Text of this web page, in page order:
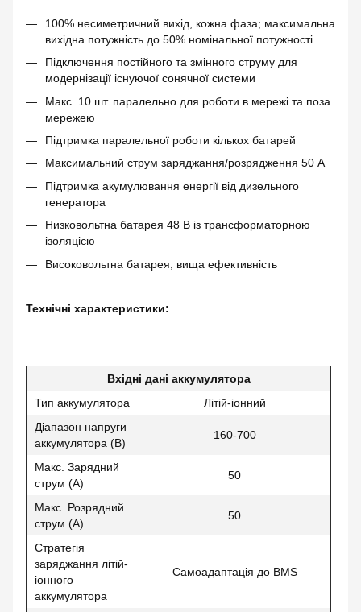
100% несиметричний вихід, кожна фаза; максимальна
вихідна потужність до 50% номінальної потужності
Підключення постійного та змінного струму для
модернізації існуючої сонячної системи
Макс. 10 шт. паралельно для роботи в мережі та поза
мережею
Підтримка паралельної роботи кількох батарей
Максимальний струм заряджання/розрядження 50 А
Підтримка акумулювання енергії від дизельного
генератора
Низковольтна батарея 48 В із трансформаторною
ізоляцією
Високовольтна батарея, вища ефективність
Технічні характеристики:
Вхідні дані аккумулятора
Тип аккумулятора
Літій-іонний
Діапазон напруги
аккумулятора (B)
160-700
Макс. Зарядний
струм (А)
50
Макс. Розрядний
струм (А)
50
Стратегія
заряджання літій-
іонного
аккумулятора
Самоадаптація до BMS